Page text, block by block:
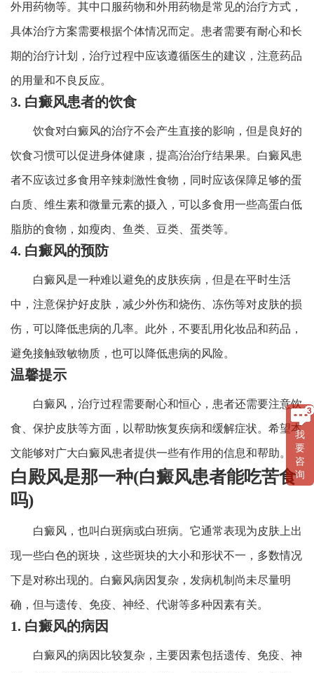
外用药物等。其中口服药物和外用药物是常见的治疗方式，
具体治疗方案需要根据个体情况而定。患者需要有耐心和长
期的治疗计划，治疗过程中应该遵循医生的建议，注意药品
的用量和不良反应。
3. 白癜风患者的饮食
饮食对白癜风的治疗不会产生直接的影响，但是良好的
饮食习惯可以促进身体健康，提高治治疗结果果。白癜风患
者不应该过多食用辛辣刺激性食物，同时应该保障足够的蛋
白质、维生素和微量元素的摄入，可以多食用一些高蛋白低
脂肪的食物，如瘦肉、鱼类、豆类、蛋类等。
4. 白癜风的预防
白癜风是一种难以避免的皮肤疾病，但是在平时生活
中，注意保护好皮肤，减少外伤和烧伤、冻伤等对皮肤的损
伤，可以降低患病的几率。此外，不要乱用化妆品和药品，
避免接触致敏物质，也可以降低患病的风险。
温馨提示
白癜风，治疗过程需要耐心和恒心，患者还需要注意饮
食、保护皮肤等方面，以帮助恢复疾病和缓解症状。希望本
文能够对广大白癜风患者提供一些有作用的信息和帮助。
白殿风是那一种(白癜风患者能吃苦食
吗)
白癜风，也叫白斑病或白班病。它通常表现为皮肤上出
现一些白色的斑块，这些斑块的大小和形状不一，多数情况
下是对称出现的。白癜风病因复杂，发病机制尚未尽量明
确，但与遗传、免疫、神经、代谢等多种因素有关。
1. 白癜风的病因
白癜风的病因比较复杂，主要因素包括遗传、免疫、神
我
要
咨
询